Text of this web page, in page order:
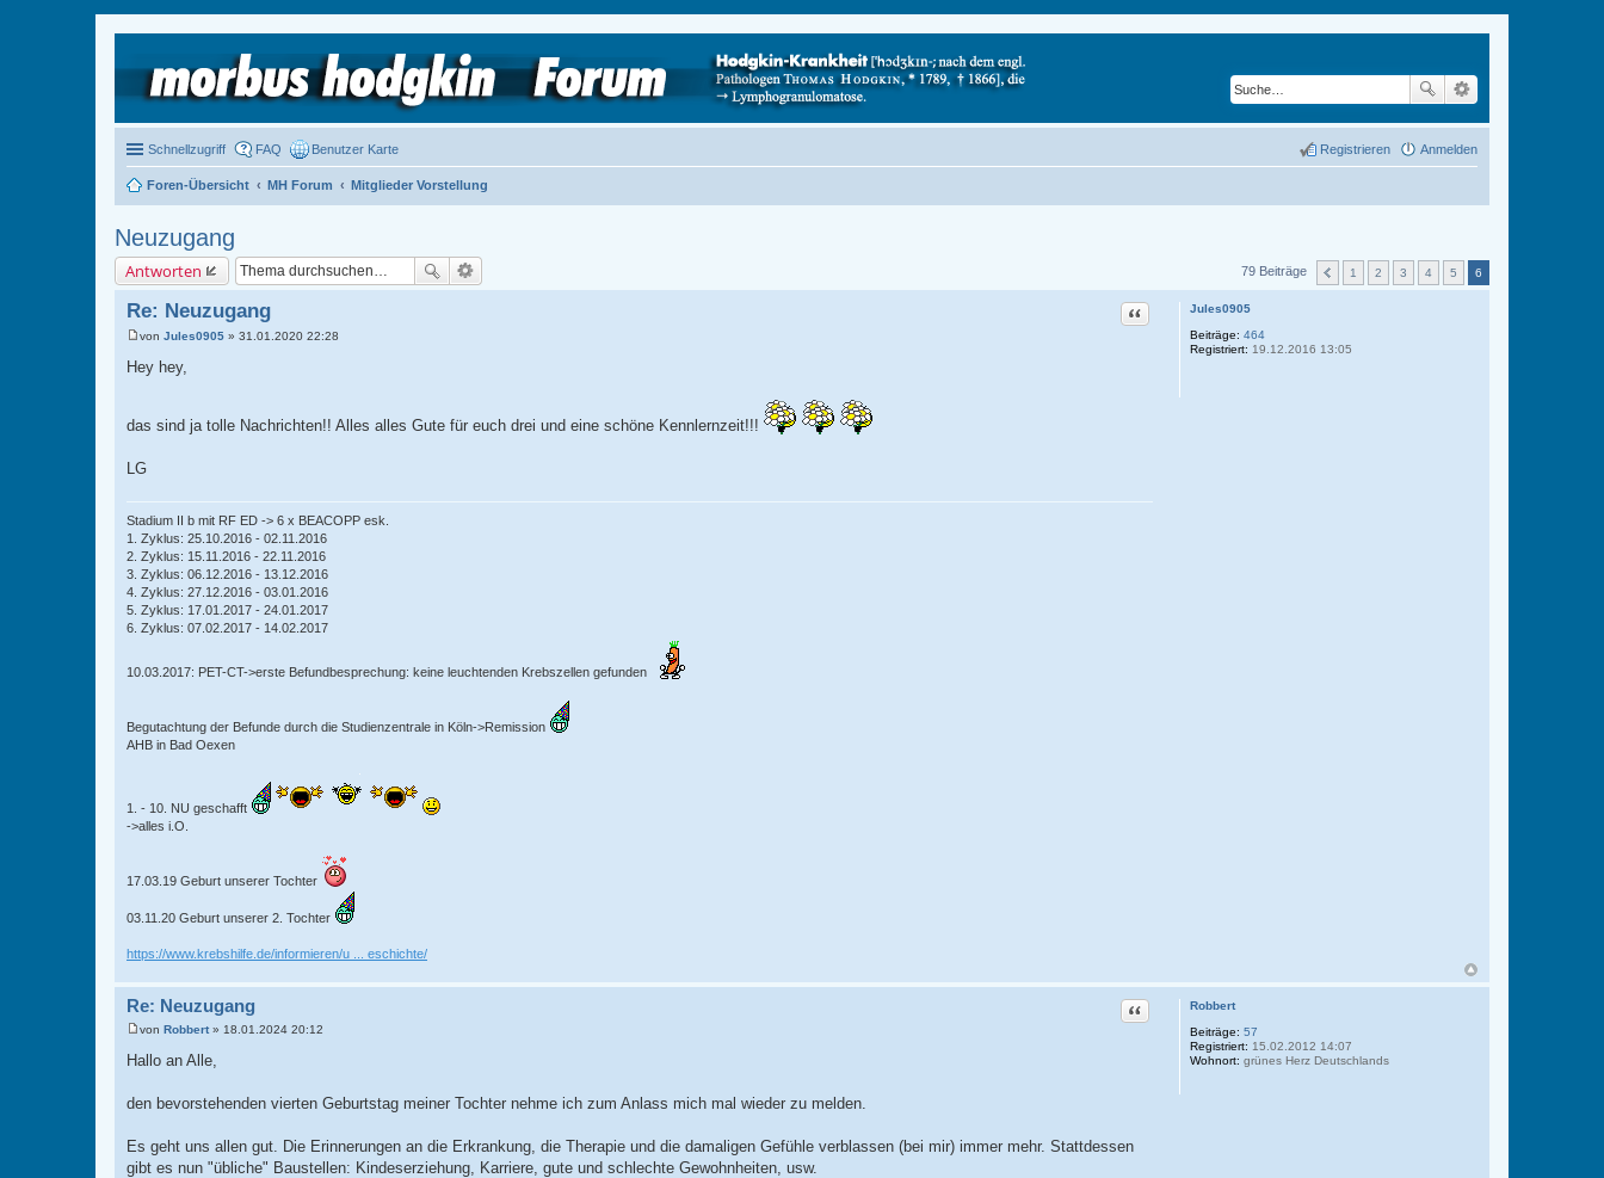
Schnellzugriff FAQ Benutzer Karte Anmelden
Registrieren
Foren-Übersicht MH Forum Mitglieder Vorstellung
Neuzugang
Antworten 79 Beiträge 1 2 3 4 5 6
Jules0905
Beiträge: 464
Registriert: 19.12.2016 13:05
Re: Neuzugang Zitat
i
g
von Jules0905 » 31.01.2020 22:28
Hey hey,
das sind ja tolle Nachrichten!! Alles alles Gute für euch drei und eine schöne Kennlernzeit!!!
LG
Stadium II b mit RF ED -> 6 x BEACOPP esk.
1. Zyklus: 25.10.2016 - 02.11.2016
2. Zyklus: 15.11.2016 - 22.11.2016
3. Zyklus: 06.12.2016 - 13.12.2016
4. Zyklus: 27.12.2016 - 03.01.2016
5. Zyklus: 17.01.2017 - 24.01.2017
6. Zyklus: 07.02.2017 - 14.02.2017
10.03.2017: PET-CT->erste Befundbesprechung: keine leuchtenden Krebszellen gefunden
Begutachtung der Befunde durch die Studienzentrale in Köln->Remission
AHB in Bad Oexen
1. - 10. NU geschafft
->alles i.O.
17.03.19 Geburt unserer Tochter
03.11.20 Geburt unserer 2. Tochter
https://www.krebshilfe.de/informieren/u ... eschichte/
Robbert
Beiträge: 57
Registriert: 15.02.2012 14:07
Wohnort: grünes Herz Deutschlands
Re: Neuzugang Zitat
e
i
a
von Robbert » 18.01.2024 20:12
Hallo an Alle,
den bevorstehenden vierten Geburtstag meiner Tochter nehme ich zum Anlass mich mal wieder zu melden.
Es geht uns allen gut. Die Erinnerungen an die Erkrankung, die Therapie und die damaligen Gefühle verblassen (bei mir) immer mehr. Stattdessen
gibt es nun "übliche" Baustellen: Kindeserziehung, Karriere, gute und schlechte Gewohnheiten, usw.